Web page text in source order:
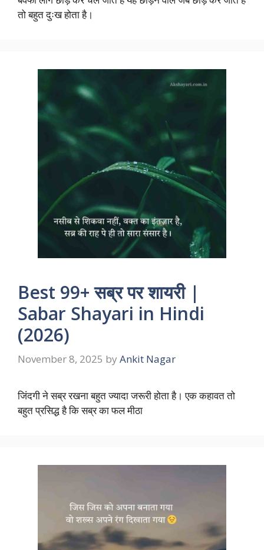
तो बहुत दुःख होता है।
Best 99+ सब्र पर शायरी |
Sabar Shayari in Hindi
(2026)
November 8, 2025 by Ankit Nagar
जिंदगी ने सब्र रखना बहुत ज्यादा जरूरी होता है। एक कहावत तो
बहुत प्रसिद्ध है कि सब्र का फल मीठा